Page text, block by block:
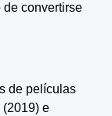
convertirse
de películas
(2019) e